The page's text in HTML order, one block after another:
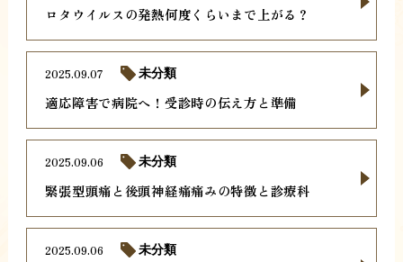
ロタウイルスの発熱何度くらいまで上がる？
適応障害で病院へ！受診時の伝え方と準備
2025.09.07 未分類
緊張型頭痛と後頭神経痛痛みの特徴と診療科
2025.09.06 未分類
2025.09.06 未分類